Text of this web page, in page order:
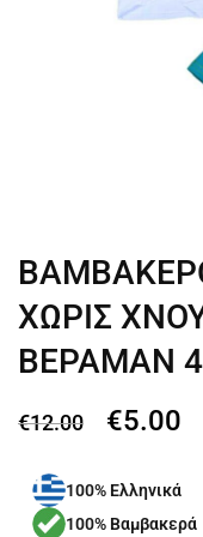
ΧΩΡΙΣ
ΒΕΡΑΜΑΝ
€12.00 €5.00
100% Ελληνικά
100% Βαμβακερά